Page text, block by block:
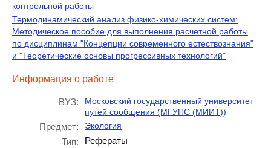
контрольной работы
Термодинамический анализ физико-химических систем:
Методическое пособие для выполнения расчетной работы
по дисциплинам "Концепции современного естествознания"
и "Теоретические основы прогрессивных технологий"
Информация о работе
ВУЗ:
Московский государственный университет
путей сообщения (МГУПС (МИИТ))
Предмет: Экология
Тип:
Рефераты